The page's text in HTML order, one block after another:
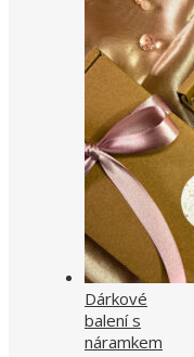
Dárkové
balení s
náramkem